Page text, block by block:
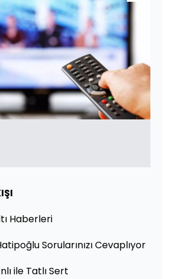
Haberleri
Sorularınızı Cevaplıyor
ile Tatlı Sert